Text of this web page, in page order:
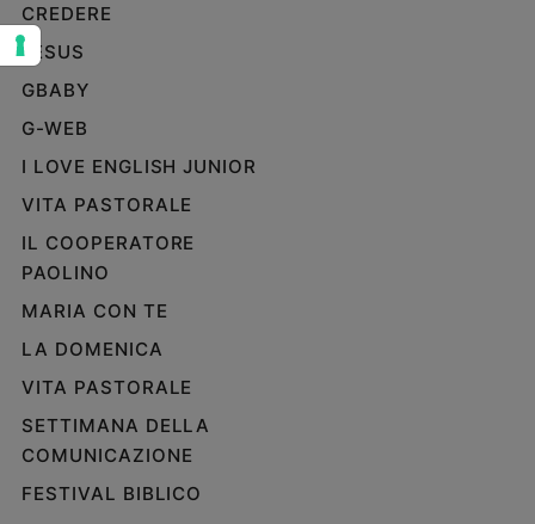
Sanremo
2026
Tv
e
Musica
Arte
ed
figli
Nonni
Coppia
CREDERE
JESUS
GBABY
G-WEB
I LOVE ENGLISH JUNIOR
VITA PASTORALE
IL COOPERATORE
PAOLINO
MARIA CON TE
LA DOMENICA
VITA PASTORALE
SETTIMANA DELLA
COMUNICAZIONE
FESTIVAL BIBLICO